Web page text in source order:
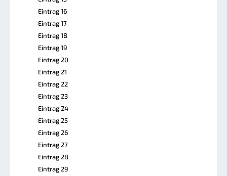
Eintrag 16
Eintrag 17
Eintrag 18
Eintrag 19
Eintrag 20
Eintrag 21
Eintrag 22
Eintrag 23
Eintrag 24
Eintrag 25
Eintrag 26
Eintrag 27
Eintrag 28
Eintrag 29